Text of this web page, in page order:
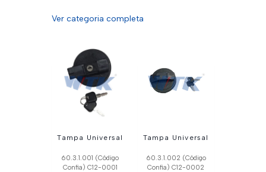
Ver categoria completa
Tampa Universal
60.3.1.001 (Código
Confia) C12-0001
Tampa Universal
60.3.1.002 (Código
Confia) C12-0002